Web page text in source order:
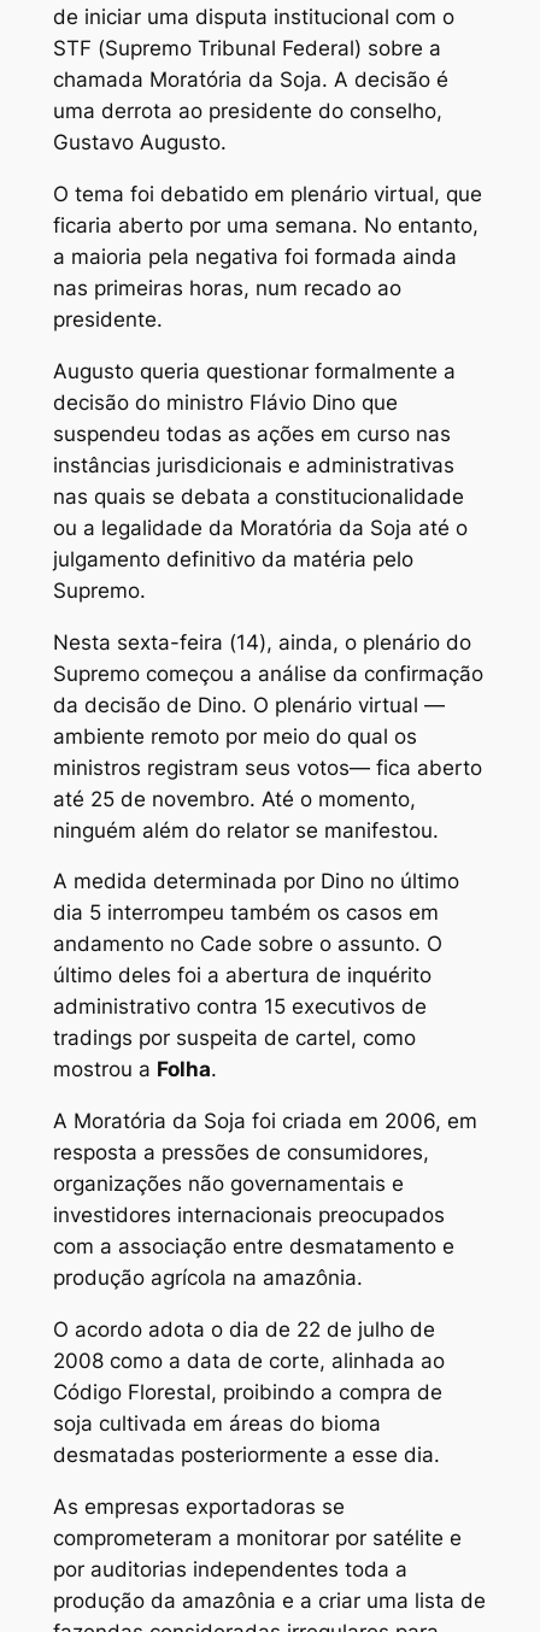
de iniciar uma disputa institucional com o
STF (Supremo Tribunal Federal) sobre a
chamada Moratória da Soja. A decisão é
uma derrota ao presidente do conselho,
Gustavo Augusto.
O tema foi debatido em plenário virtual, que
ficaria aberto por uma semana. No entanto,
a maioria pela negativa foi formada ainda
nas primeiras horas, num recado ao
presidente.
Augusto queria questionar formalmente a
decisão do ministro Flávio Dino que
suspendeu todas as ações em curso nas
instâncias jurisdicionais e administrativas
nas quais se debata a constitucionalidade
ou a legalidade da Moratória da Soja até o
julgamento definitivo da matéria pelo
Supremo.
Nesta sexta-feira (14), ainda, o plenário do
Supremo começou a análise da confirmação
da decisão de Dino. O plenário virtual —
ambiente remoto por meio do qual os
ministros registram seus votos— fica aberto
até 25 de novembro. Até o momento,
ninguém além do relator se manifestou.
A medida determinada por Dino no último
dia 5 interrompeu também os casos em
andamento no Cade sobre o assunto. O
último deles foi a abertura de inquérito
administrativo contra 15 executivos de
tradings por suspeita de cartel, como
mostrou a Folha.
A Moratória da Soja foi criada em 2006, em
resposta a pressões de consumidores,
organizações não governamentais e
investidores internacionais preocupados
com a associação entre desmatamento e
produção agrícola na amazônia.
O acordo adota o dia de 22 de julho de
2008 como a data de corte, alinhada ao
Código Florestal, proibindo a compra de
soja cultivada em áreas do bioma
desmatadas posteriormente a esse dia.
As empresas exportadoras se
comprometeram a monitorar por satélite e
por auditorias independentes toda a
produção da amazônia e a criar uma lista de